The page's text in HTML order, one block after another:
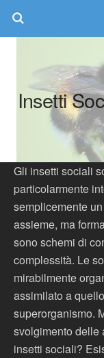
Insetti
Gli insetti sociali
particolarmente
semplicemente
assieme, ma
sono schemi di
complessità. Le
mirabilmente
assimilato a
superorganismo.
svolgimento delle
insetti sociali?